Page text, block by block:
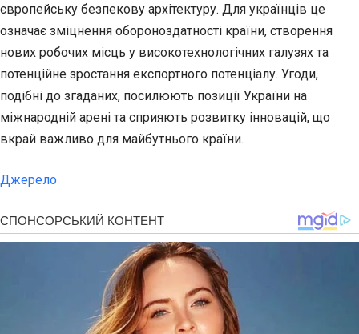
європейську безпекову архітектуру. Для українців це
означає зміцнення обороноздатності країни, створення
нових робочих місць у високотехнологічних галузях та
потенційне зростання експортного потенціалу. Угоди,
подібні до згаданих, посилюють позиції України на
міжнародній арені та сприяють розвитку інновацій, що
вкрай важливо для майбутнього країни.
Джерело